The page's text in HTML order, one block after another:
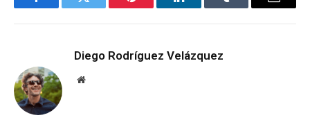
FacebookTwitter Pinterest LinkedInTumblr Email
Diego Rodríguez Velázquez
Website